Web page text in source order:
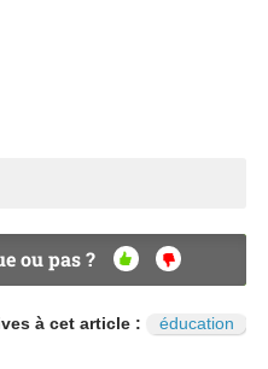
ou pas ?
OU
NO
N
à cet article : éducation